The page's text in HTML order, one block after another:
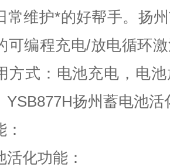
常维护*的好帮手。 扬
可编程充电/放电循环
方式：电池充电，电
YSB877H扬州 蓄电池活
化功能：